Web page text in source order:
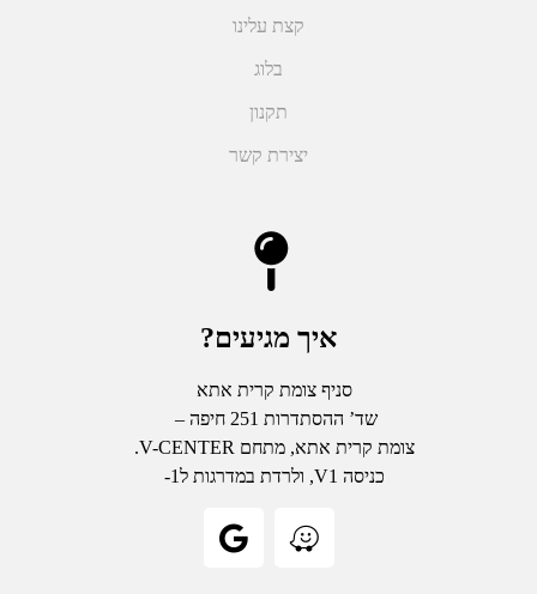
קצת עלינו
בלוג
תקנון
יצירת קשר
איך מגיעים?
סניף צומת קרית אתא
שד’ ההסתדרות 251 חיפה –
צומת קרית אתא, מתחם V-CENTER.
כניסה V1, ולרדת במדרגות ל1-